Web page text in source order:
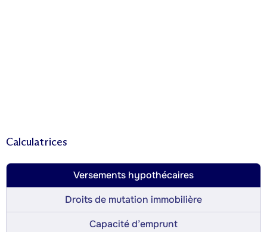
Calculatrices
Versements hypothécaires
Droits de mutation immobilière
Capacité d’emprunt